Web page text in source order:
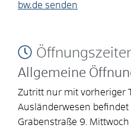
bw.de senden
Allgemeine
Zutritt nur mit vorheriger
Ausländerwesen befindet
Grabenstraße 9.